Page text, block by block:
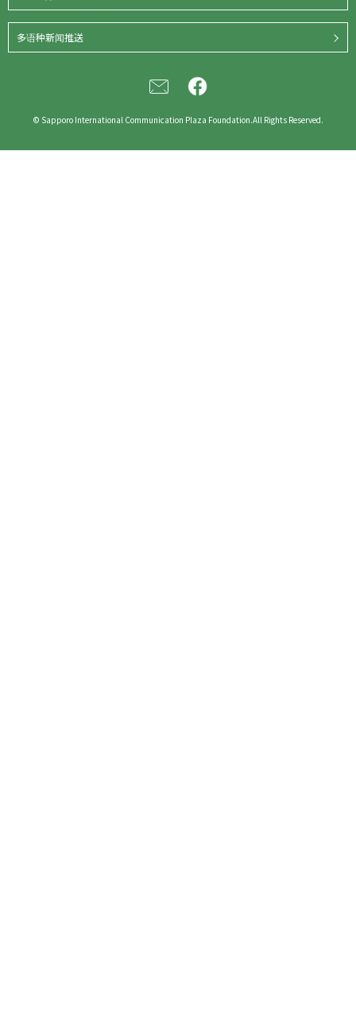
多语种新闻推送
© Sapporo International Communication Plaza Foundation.All Rights Reserved.